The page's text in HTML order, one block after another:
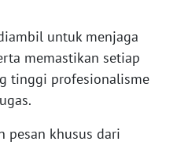
untuk menjaga
memastikan setiap
tinggi profesionalisme
pesan khusus dari